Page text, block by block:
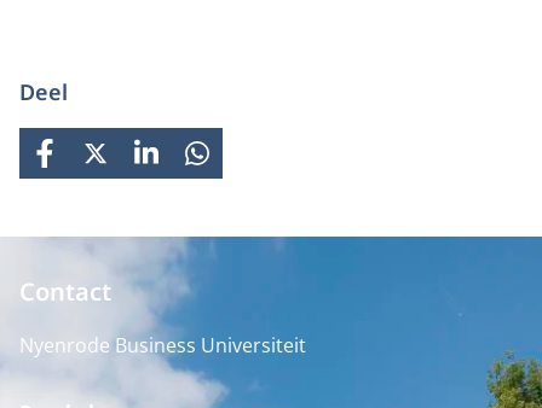
Deel
FACEBOOK
X LINKEDINWHATSAPP
Contact
Nyenrode Business Universiteit